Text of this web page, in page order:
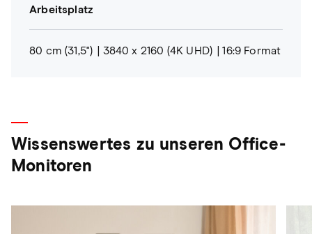
Arbeitsplatz
80 cm (31,5") 3840 x 2160 (4K UHD) 16:9 Format
Wissenswertes zu unseren Office-
Monitoren